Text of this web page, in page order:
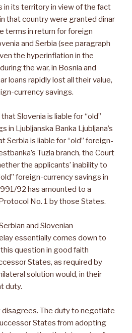
in its territory in view of the fact
that country were granted dinar
terms in return for foreign
and Serbia (see paragraph
the hyperinflation in the
the war, in Bosnia and
loans rapidly lost all their value,
currency savings.
Slovenia is liable for “old”
in Ljubljanska Banka Ljubljana’s
Serbia is liable for “old” foreign-
Tuzla branch, the Court
the applicants’ inability to
foreign-currency savings in
92 has amounted to a
No. 1 by those States.
and Slovenian
essentially comes down to
question in good faith
States, as required by
solution would, in their
duty.
disagrees. The duty to negotiate
States from adopting